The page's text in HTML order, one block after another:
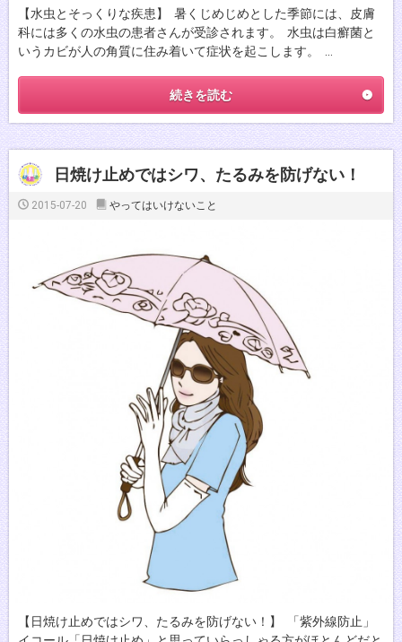
【水虫とそっくりな疾患】 暑くじめじめとした季節には、皮膚
科には多くの水虫の患者さんが受診されます。 水虫は白癬菌と
いうカビが人の角質に住み着いて症状を起こします。 …
続きを読む
日焼け止めではシワ、たるみを防げない！
2015-07-20 やってはいけないこと
【日焼け止めではシワ、たるみを防げない！】 「紫外線防止」